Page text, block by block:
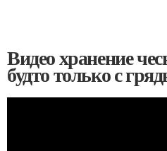
Видео хранение
будто только с